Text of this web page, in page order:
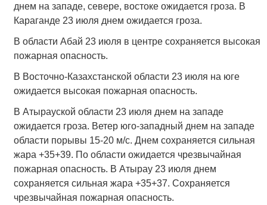
днем на западе, севере, востоке ожидается гроза. В
Караганде 23 июля днем ожидается гроза.
В области Абай 23 июля в центре сохраняется высокая
пожарная опасность.
В Восточно-Казахстанской области 23 июля на юге
ожидается высокая пожарная опасность.
В Атырауской области 23 июля днем на западе
ожидается гроза. Ветер юго-западный днем на западе
области порывы 15-20 м/с. Днем сохраняется сильная
жара +35+39. По области ожидается чрезвычайная
пожарная опасность. В Атырау 23 июля днем
сохраняется сильная жара +35+37. Сохраняется
чрезвычайная пожарная опасность.